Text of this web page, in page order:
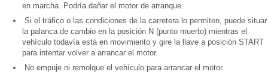
en marcha. Podría dañar el motor de arranque.
Si el tráfico o las condiciones de la carretera lo permiten, puede situar
la palanca de cambio en la posición N (punto muerto) mientras el
vehículo todavía está en movimiento y gire la llave a posición START
para intentar volver a arrancar el motor.
No empuje ni remolque el vehículo para arrancar el motor.